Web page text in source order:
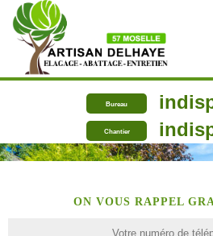
Bureau
Chantier
ON VOUS RAPPEL